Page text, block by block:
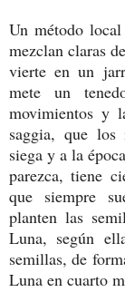
Un método
mezclan claras
vierte en un
mete un
movimientos y
saggia, que los
siega y a la
parezca, tiene
que siempre
planten las
Luna, según
semillas, de
Luna en cuarto